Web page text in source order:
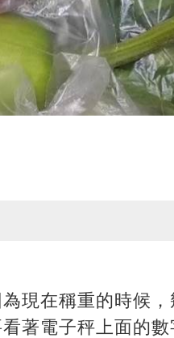
現在稱重的時候，
著電子秤上面的數